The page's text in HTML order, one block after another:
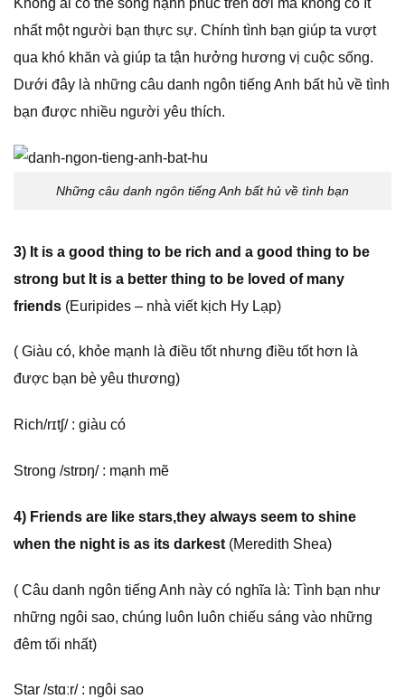
nhất một người bạn thực sự. Chính tình bạn giúp ta vượt
qua khó khăn và giúp ta tận hưởng hương vị cuộc sống.
Dưới đây là những câu danh ngôn tiếng Anh bất hủ về tình
bạn được nhiều người yêu thích.
Những câu danh ngôn tiếng Anh bất hủ về tình bạn
3) It is a good thing to be rich and a good thing to be
strong but It is a better thing to be loved of many
friends (Euripides – nhà viết kịch Hy Lạp)
( Giàu có, khỏe mạnh là điều tốt nhưng điều tốt hơn là
được bạn bè yêu thương)
Rich/rɪtʃ/ : giàu có
Strong /strɒŋ/ : mạnh mẽ
4) Friends are like stars,they always seem to shine
when the night is as its darkest (Meredith Shea)
( Câu danh ngôn tiếng Anh này có nghĩa là: Tình bạn như
những ngôi sao, chúng luôn luôn chiếu sáng vào những
đêm tối nhất)
Star /stɑːr/ : ngôi sao ­